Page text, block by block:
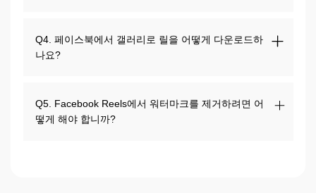
Q4. 페이스북에서 갤러리로 릴을 어떻게 다운로드하
나요?
Q5. Facebook Reels에서 워터마크를 제거하려면 어
떻게 해야 합니까?